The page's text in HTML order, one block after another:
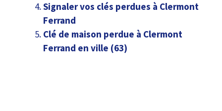
Signaler vos clés perdues à Clermont
Ferrand
Clé de maison perdue à Clermont
Ferrand en ville (63)